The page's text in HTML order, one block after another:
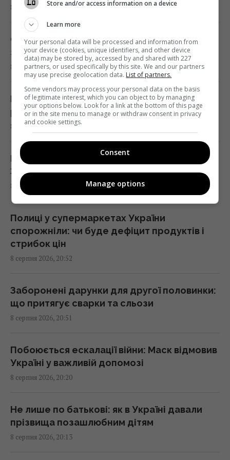
Коли Україна почне виробництво ракет до
Patriot: Зеленський сказав, від чого
залежать строки
21:04 субота, 08 серпня 2026
Прихована мобілізація й маніпуляції:
Зеленський розкрив подальші плани Путіна
20:50 субота, 08 серпня 2026
Астролог Влад Росс здивував новим
прогнозом щодо завершення війни в
Україні
20:33 субота, 08 серпня 2026
Україна купила у Туреччини партію ракет
ATACMS і гусеничні версії "Хаймарсів"
20:30 субота, 08 серпня 2026
Лев Тарас, якого врятували від війни в
Україні, тяжко захворів
20:13 субота, 08 серпня 2026
"Вибухають" через кожну дрібницю: 9
проблем людей, яких легко розізлити
20:12 субота, 08 серпня 2026
Названо найсильнішу розвідку Європи, і це
не ГУР
19:57 субота, 08 серпня 2026
8 серпня 2026, 22:34
Скарб часів війни: подружжя знайшло
золото та срібло під час ремонту
8 серпня 2026, 22:33
Більше ніякої затхлості: чим обробити
рушники, щоб вони пахли свіжістю
8 серпня 2026, 21:47
Виведення українських військ з Донбасу:
Зеленський розставив всі крапки над "і"
8 серпня 2026, 21:31
Полиці у супермаркетах України
спорожніли: чи буде дефіцит продуктів і
стрибок цін
8 серпня 2026, 20:52
Заборонені дарунки для другої половинки:
що притягує сварки та сльози
8 серпня 2026, 20:51
Побоюється ескалації війни: Маск відмовив
Україні у важливій допомозі
8 серпня 2026, 20:20
Не лише по батькові: як в Україні давали
прізвища позашлюбним дітям
8 серпня 2026, 20:13
Store and/or access information on a device
Learn more
Your personal data will be processed and information from
your device (cookies, unique identifiers, and other device
data) may be stored by, accessed by and shared with 227
partners, or used specifically by this site. We and our partners
may use precise geolocation data. List of partners.
Some vendors may process your personal data on the basis
of legitimate interest, which you can object to by managing
your options below. Look for a link at the bottom of this page
or in the site menu to manage or withdraw consent in privacy
and cookie settings.
Consent
Manage options